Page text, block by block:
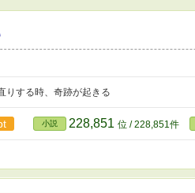
りする時、奇跡が起きる
小説 228,851 位 / 228,851件